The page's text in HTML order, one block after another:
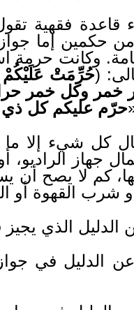
قاعدة فقهية
من حكمين إما
وكانت حرمة
(حُرِّمَتْ عَلَيْكُمْ
خمر وكل خمر
حرّم عليكم كل
كل شيء إلا
جهاز الراديو،
كم لا يصح
أو شرب القهوة
الذي يجيز
الدليل في